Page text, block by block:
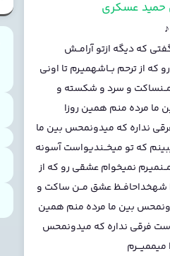
حمید عسکری
که دیگه ازتو آرامــش
از ترحم بــاشهمیـرم تا اونی
و سرد و شکسته و
ما مرده منم همین روزا
نداره که میدونمحس بین ما
که تو میخــندیواست آسونه
نمیخوام عشقی رو که از
شهخداحافــظ عشق مــن ساکت و
بین ما مرده منم همین
فرقی نداره که میدونمحس